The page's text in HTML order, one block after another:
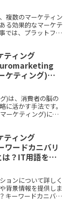
複数のマーケティン
る効果的なマーケテ
では、プラットフォ
ティング
ケティング)と
)は、消費者の脳の
活かす手法です。
ーケティング)につ
ティング
ワードカニバリ
？IT用語をサ
ョンについて詳しく
背景情報を提供しま
キーワードカニバリ